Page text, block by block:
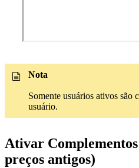
Nota
Somente usuários ativos são
usuário.
Ativar
preços antigos)